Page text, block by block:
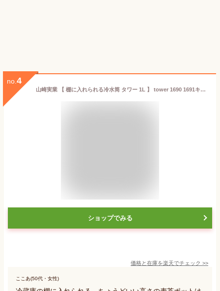
no. 4
山崎実業 【 棚に入れられる冷水筒 タワー 1L 】 tower 1690 1691キッチン お茶ポット 麦茶 出汁ポット 入れ物 容器 簡単構造 パッキンなし 洗いやすい 回さない シンプル おしゃれ スタイリッシュ 白 黒
ショップでみる
価格と在庫を楽天でチェック >>
ここあ(50代・女性)